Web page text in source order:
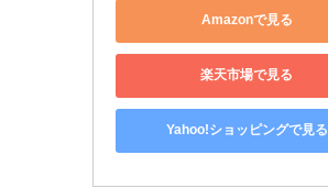
Amazonで見る
楽天市場で見る
Yahoo!ショッピングで見る